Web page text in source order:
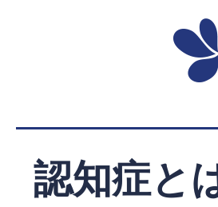
認知症と